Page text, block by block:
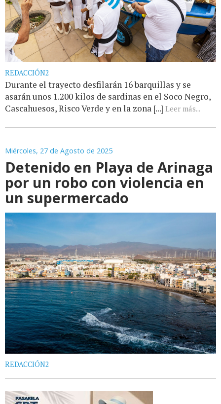
REDACCIÓN2
Durante el trayecto desfilarán 16 barquillas y se
asarán unos 1.200 kilos de sardinas en el Soco Negro,
Cascahuesos, Risco Verde y en la zona [...] Leer más...
Miércoles, 27 de Agosto de 2025
Detenido en Playa de Arinaga
por un robo con violencia en
un supermercado
REDACCIÓN2